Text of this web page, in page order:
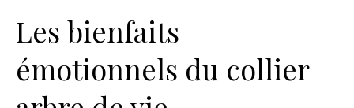
Les bienfaits
émotionnels du collier